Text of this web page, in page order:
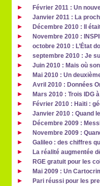
Février 2011 : Un
Janvier 2011 : La
Décembre 2010 : Il
Novembre 2010 :
octobre 2010 : L’État
septembre 2010 : Je
Juin 2010 : Mais où
Mai 2010 : Un
Avril 2010 : Données
Mars 2010 : Trois IDG
Février 2010 : Haïti :
Janvier 2010 : Quand
Décembre 2009 :
Novembre 2009 :
Galileo : des chiffres
La réalité augmentée
RGE gratuit pour les
Mai 2009 : Un
Pari réussi pour les